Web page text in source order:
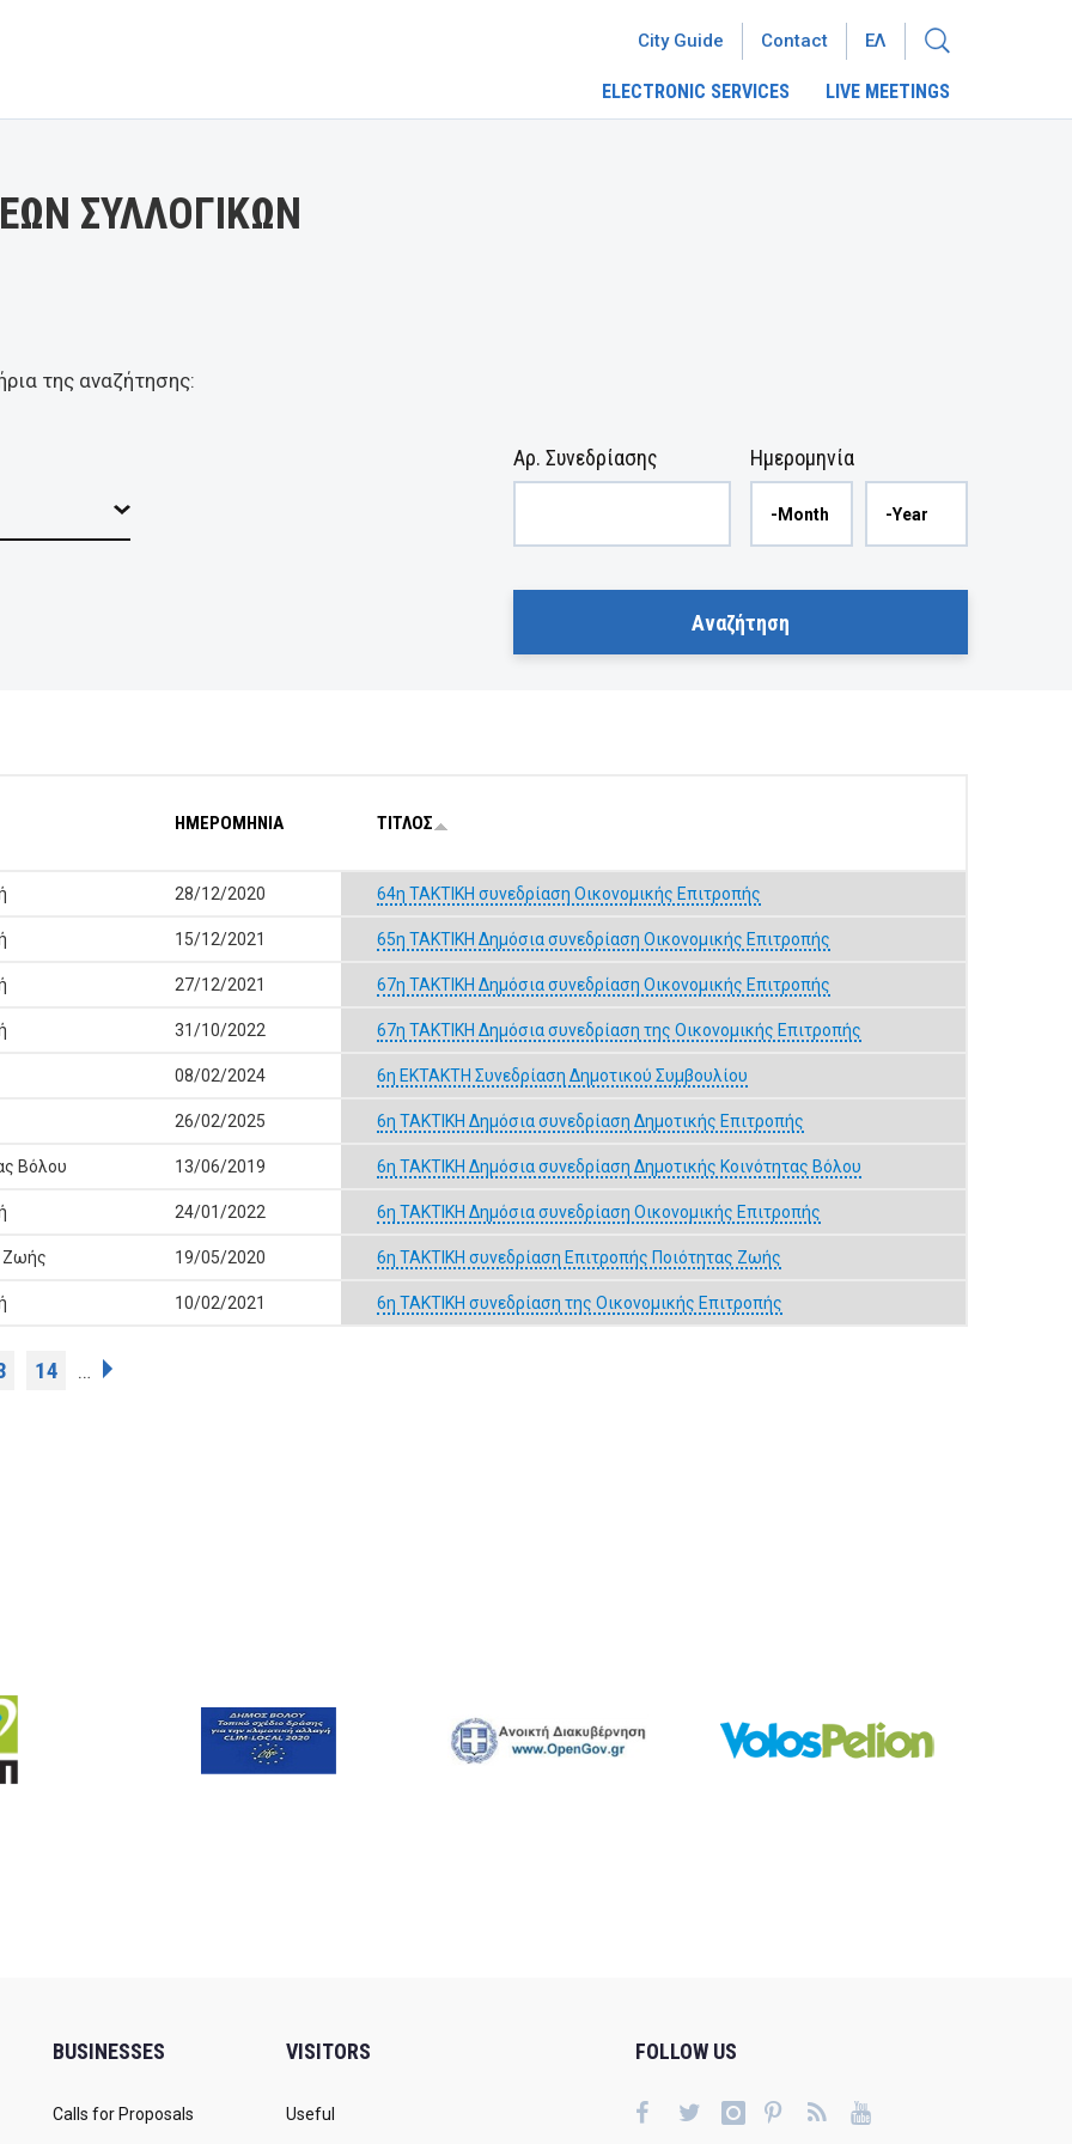
ELECTRONIC SERVICES LIVE MEETINGS
City Guide Contact ΕΛ
ΣΥΛΛΟΓΙΚΩΝ
της αναζήτησης:
Ημερομηνία
Αρ. Συνεδρίασης
ΗΜΕΡΟΜΗΝΙΑ ΤΙΤΛΟΣ
28/12/2020 64η ΤΑΚΤΙΚΗ συνεδρίαση Οικονομικής Επιτροπής
15/12/2021 65η ΤΑΚΤΙΚΗ Δημόσια συνεδρίαση Οικονομικής Επιτροπής
27/12/2021 67η ΤΑΚΤΙΚΗ Δημόσια συνεδρίαση Οικονομικής Επιτροπής
31/10/2022 67η ΤΑΚΤΙΚΗ Δημόσια συνεδρίαση της Οικονομικής Επιτροπής
08/02/2024 6η ΕΚΤΑΚΤΗ Συνεδρίαση Δημοτικού Συμβουλίου
26/02/2025 6η ΤΑΚΤΙΚΗ Δημόσια συνεδρίαση Δημοτικής Επιτροπής
Βόλου 13/06/2019 6η ΤΑΚΤΙΚΗ Δημόσια συνεδρίαση Δημοτικής Κοινότητας Βόλου
24/01/2022 6η ΤΑΚΤΙΚΗ Δημόσια συνεδρίαση Οικονομικής Επιτροπής
Ζωής 19/05/2020 6η ΤΑΚΤΙΚΗ συνεδρίαση Επιτροπής Ποιότητας Ζωής
10/02/2021 6η ΤΑΚΤΙΚΗ συνεδρίαση της Οικονομικής Επιτροπής
14 …
BUSINESSES
Calls for Proposals
VISITORS
Useful
FOLLOW US